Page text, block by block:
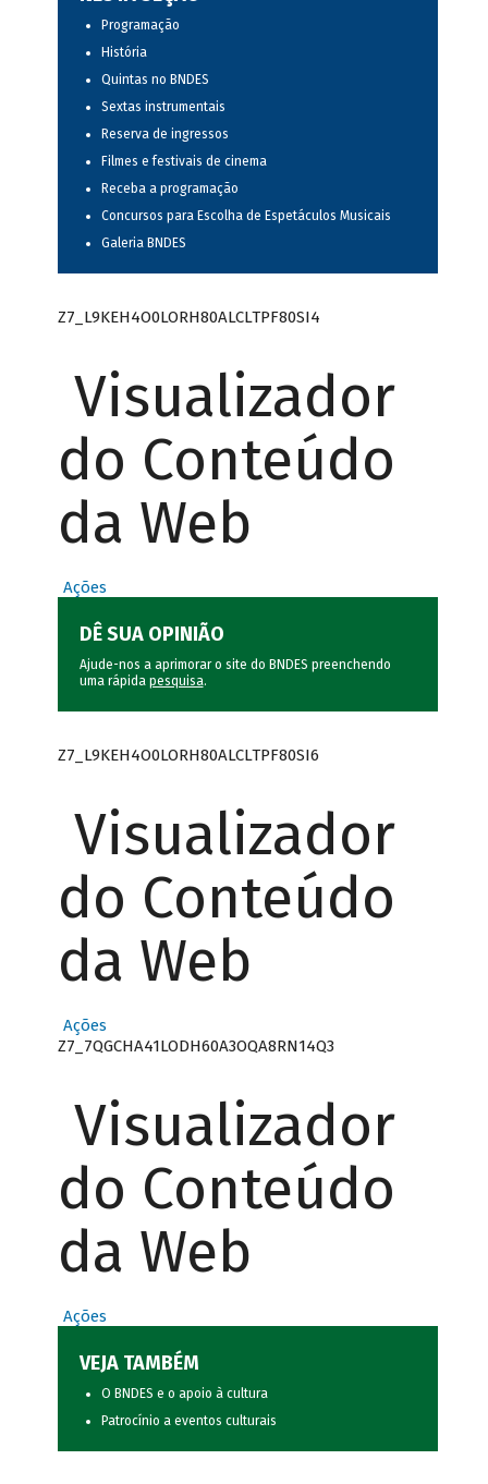
Programação
História
Quintas no BNDES
Sextas instrumentais
Reserva de ingressos
Filmes e festivais de cinema
Receba a programação
Concursos para Escolha de Espetáculos Musicais
Galeria BNDES
Z7_L9KEH4O0LORH80ALCLTPF80SI4
Visualizador
do Conteúdo
da Web
Ações
DÊ SUA OPINIÃO
Ajude-nos a aprimorar o site do BNDES preenchendo
uma rápida pesquisa.
Z7_L9KEH4O0LORH80ALCLTPF80SI6
Visualizador
do Conteúdo
da Web
Ações
Z7_7QGCHA41LODH60A3OQA8RN14Q3
Visualizador
do Conteúdo
da Web
Ações
VEJA TAMBÉM
O BNDES e o apoio à cultura
Patrocínio a eventos culturais